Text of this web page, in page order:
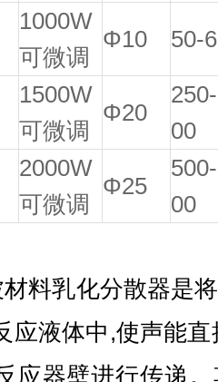
1000W
可微调
Φ10 50-
1500W
可微调
Φ20
00
2000W
可微调
Φ25
00
料乳化分散器是
应液体中,使声能
应器壁进行传递